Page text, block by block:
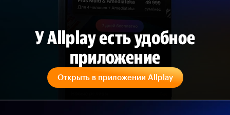
У Allplay есть удобное
приложение
Открыть в приложении Allplay